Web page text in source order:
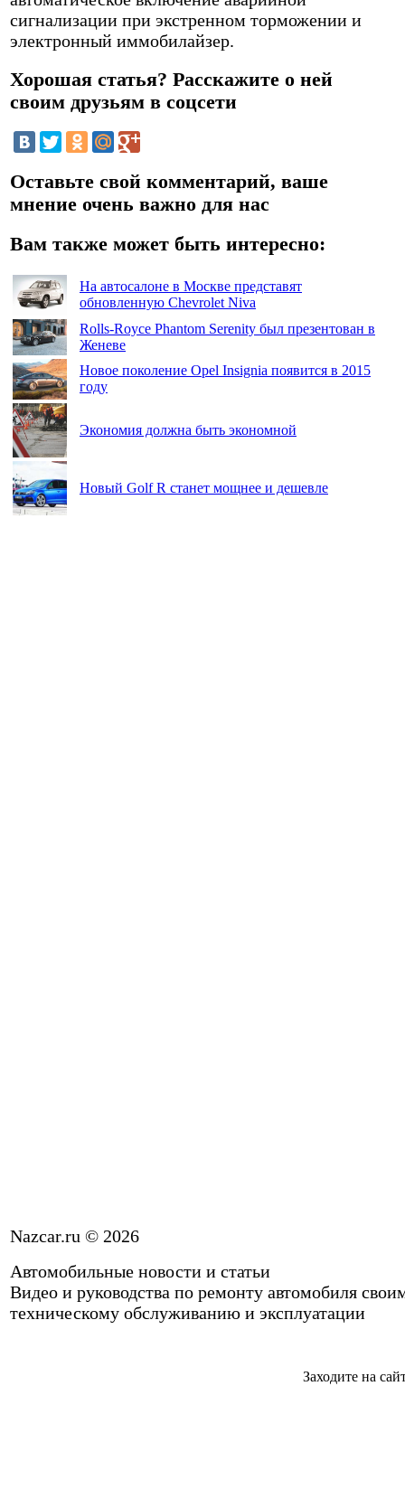
сигнализации при экстренном торможении и
электронный иммобилайзер.
Хорошая статья? Расскажите о ней
своим друзьям в соцсети
Оставьте свой комментарий, ваше
мнение очень важно для нас
Вам также может быть интересно:
На автосалоне в Москве представят
обновленную Chevrolet Niva
Rolls-Royce Phantom Serenity был презентован в
Женеве
Новое поколение Opel Insignia появится в 2015
году
Экономия должна быть экономной
Новый Golf R станет мощнее и дешевле
Nazcar.ru © 2026
Автомобильные новости и статьи
Видео и руководства по ремонту автомобиля
техническому обслуживанию и эксплуатации
Заходите на